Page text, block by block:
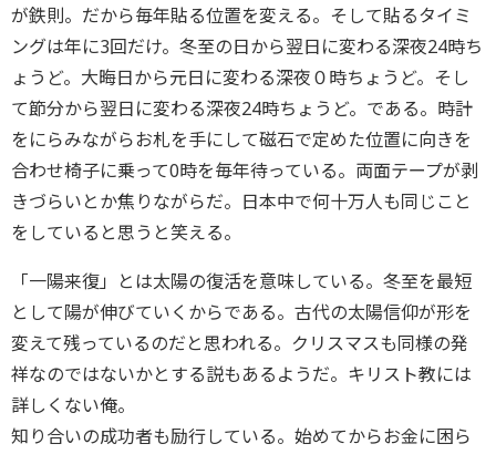
が鉄則。だから毎年貼る位置を変える。そして貼るタイミ
ングは年に3回だけ。冬至の日から翌日に変わる深夜24時ち
ょうど。大晦日から元日に変わる深夜０時ちょうど。そし
て節分から翌日に変わる深夜24時ちょうど。である。時計
をにらみながらお札を手にして磁石で定めた位置に向きを
合わせ椅子に乗って0時を毎年待っている。両面テープが剥
きづらいとか焦りながらだ。日本中で何十万人も同じこと
をしていると思うと笑える。
「一陽来復」とは太陽の復活を意味している。冬至を最短
として陽が伸びていくからである。古代の太陽信仰が形を
変えて残っているのだと思われる。クリスマスも同様の発
祥なのではないかとする説もあるようだ。キリスト教には
詳しくない俺。
知り合いの成功者も励行している。始めてからお金に困ら